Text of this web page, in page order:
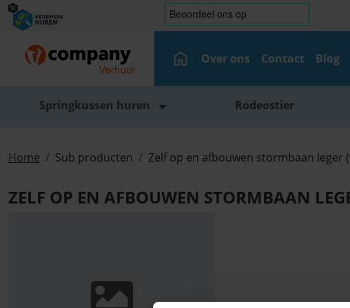
Over ons Contact Blog
Springkussen huren Rodeostier
Home Sub producten Zelf op en afbouwen stormbaan leger
ZELF OP EN AFBOUWEN STORMBAAN